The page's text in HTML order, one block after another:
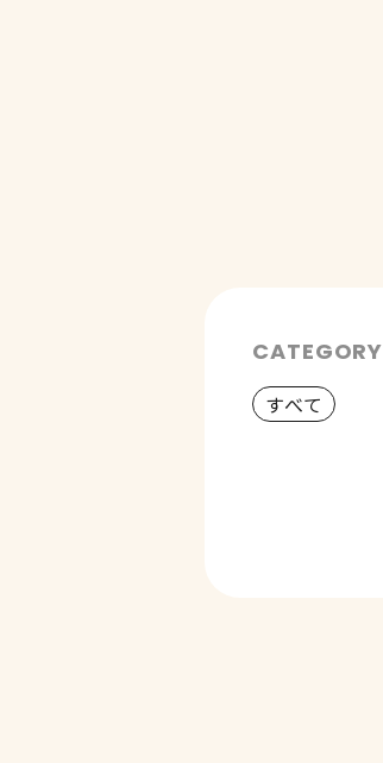
CATEGORY
すべて